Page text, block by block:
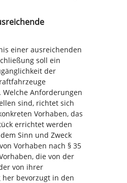
einer ausreichenden
soll ein
der
Anforderungen
sind, richtet sich
Vorhaben, das
errichtet werden
Sinn und Zweck
Vorhaben nach § 35
die von der
von ihrer
her bevorzugt in den